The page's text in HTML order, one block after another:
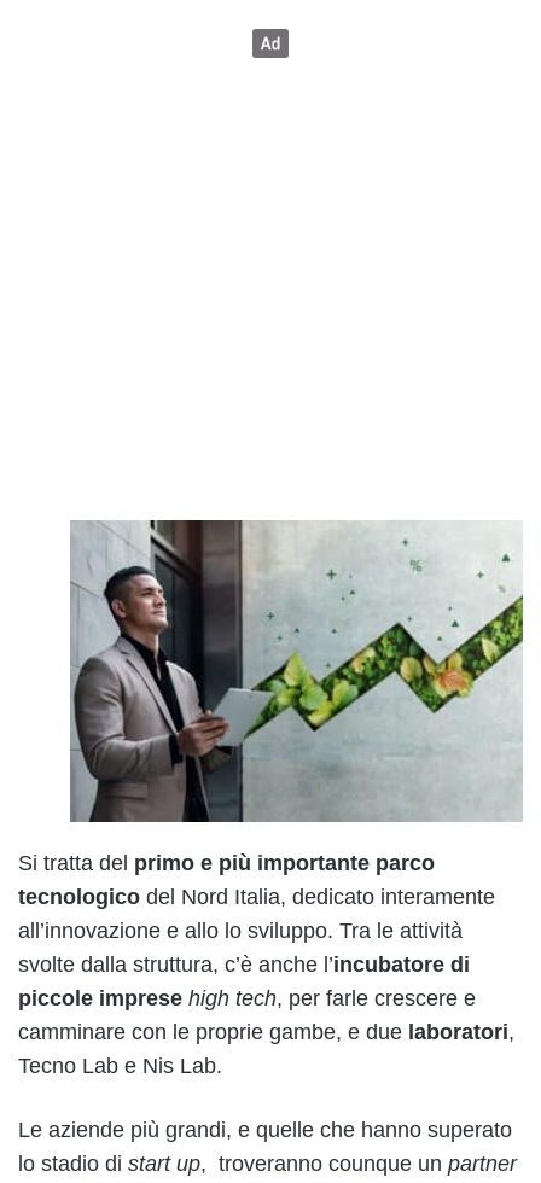
Si tratta del primo e più importante parco
tecnologico del Nord Italia, dedicato interamente
all’innovazione e allo lo sviluppo. Tra le attività
svolte dalla struttura, c’è anche l’incubatore di
piccole imprese high tech, per farle crescere e
camminare con le proprie gambe, e due laboratori,
Tecno Lab e Nis Lab.
Le aziende più grandi, e quelle che hanno superato
lo stadio di start up, troveranno counque un partner